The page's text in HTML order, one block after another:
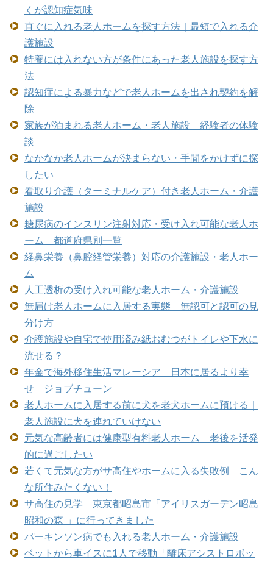
くが認知症気味
直ぐに入れる老人ホームを探す方法｜最短で入れる介
護施設
特養には入れない方が条件にあった老人施設を探す方
法
認知症による暴力などで老人ホームを出され契約を解
除
家族が泊まれる老人ホーム・老人施設 経験者の体験
談
なかなか老人ホームが決まらない・手間をかけずに探
したい
看取り介護（ターミナルケア）付き老人ホーム・介護
施設
糖尿病のインスリン注射対応・受け入れ可能な老人ホ
ーム 都道府県別一覧
経鼻栄養（鼻腔経管栄養）対応の介護施設・老人ホー
ム
人工透析の受け入れ可能な老人ホーム・介護施設
無届け老人ホームに入居する実態 無認可と認可の見
分け方
介護施設や自宅で使用済み紙おむつがトイレや下水に
流せる？
年金で海外移住生活マレーシア 日本に居るより幸
せ ジョブチューン
老人ホームに入居する前に犬を老犬ホームに預ける｜
老人施設に犬を連れていけない
元気な高齢者には健康型有料老人ホーム 老後を活発
的に過ごしたい
若くて元気な方がサ高住やホームに入る失敗例 こん
な所住みたくない！
サ高住の見学 東京都昭島市「アイリスガーデン昭島
昭和の森 」に行ってきました
パーキンソン病でも入れる老人ホーム・介護施設
ベットから車イスに1人で移動「離床アシストロボッ